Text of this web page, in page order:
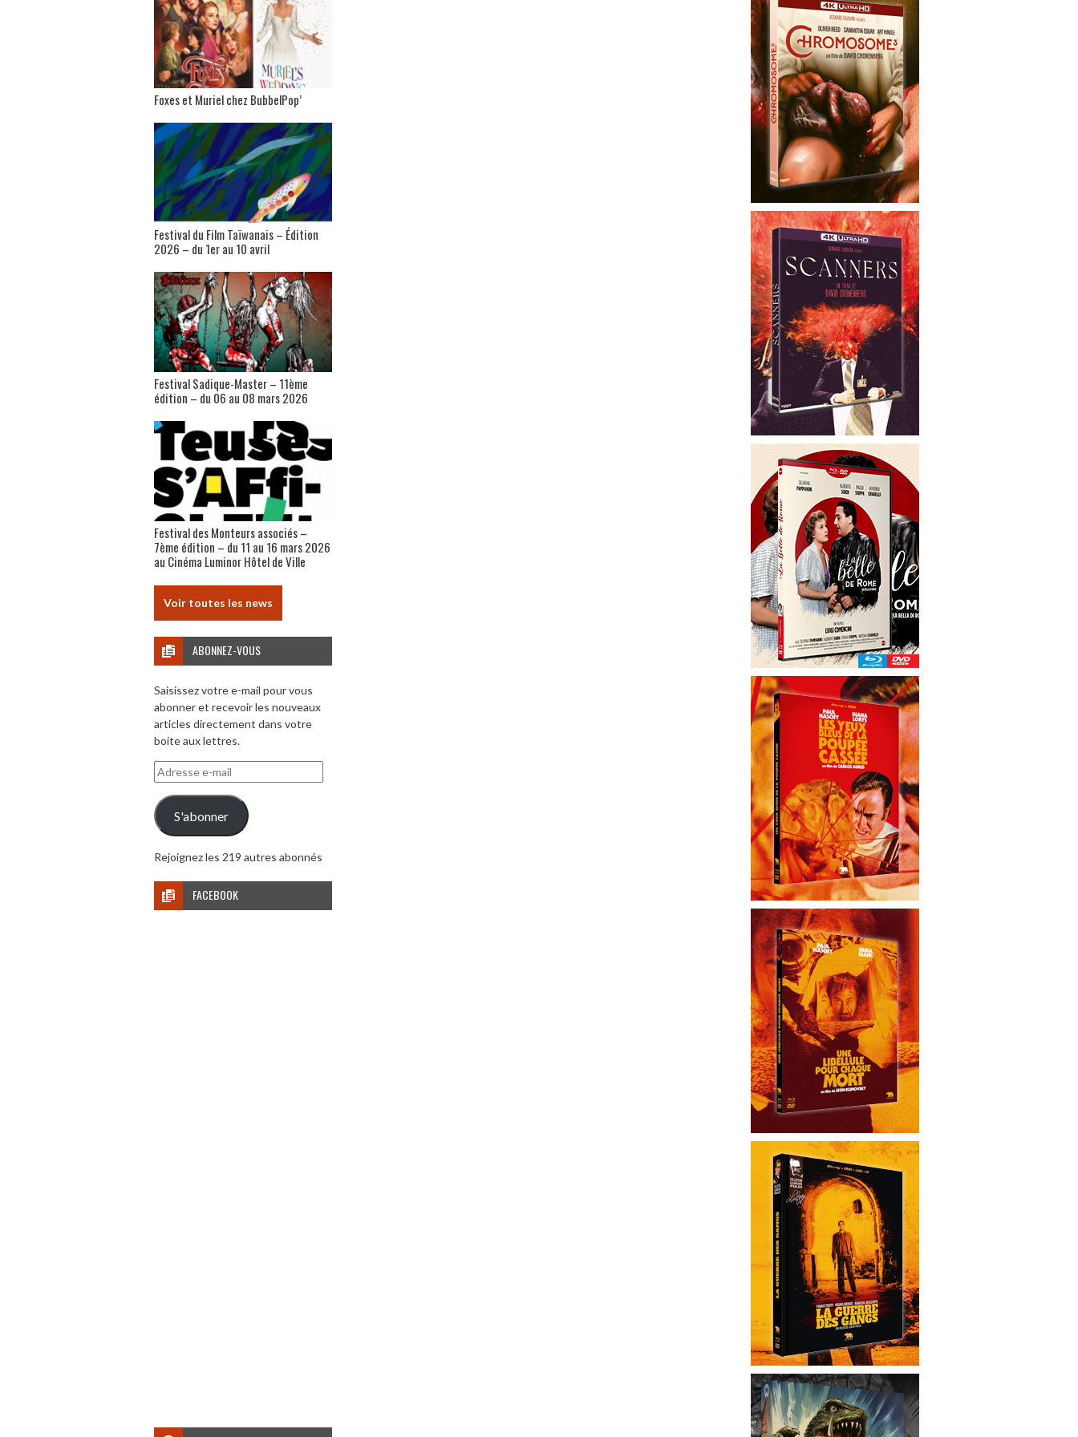
Foxes et Muriel chez BubbelPop’
Festival du Film Taïwanais – Édition
2026 – du 1er au 10 avril
Festival Sadique-Master – 11ème
édition – du 06 au 08 mars 2026
Festival des Monteurs associés –
7ème édition – du 11 au 16 mars 2026
au Cinéma Luminor Hôtel de Ville
Voir toutes les news
ABONNEZ-VOUS
Saisissez votre e-mail pour vous
abonner et recevoir les nouveaux
articles directement dans votre
boite aux lettres.
Adresse
e-
mail
S'abonner
Rejoignez les 219 autres abonnés
FACEBOOK